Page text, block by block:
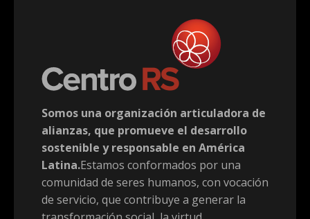
Somos una organización articuladora de
alianzas, que promueve el desarrollo
sostenible y responsable en América
Latina.Estamos conformados por una
comunidad de seres humanos, con vocación
de servicio, que contribuye a generar la